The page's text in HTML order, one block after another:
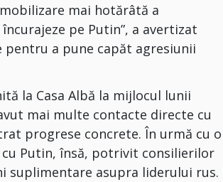
mai hotărâtă a
pe Putin”, a avertizat
a pune capăt agresiunii
la Casa Albă la mijlocul lunii
mai multe contacte directe cu
progrese concrete. În urmă cu o
Putin, însă, potrivit consilierilor
suplimentare asupra liderului rus.